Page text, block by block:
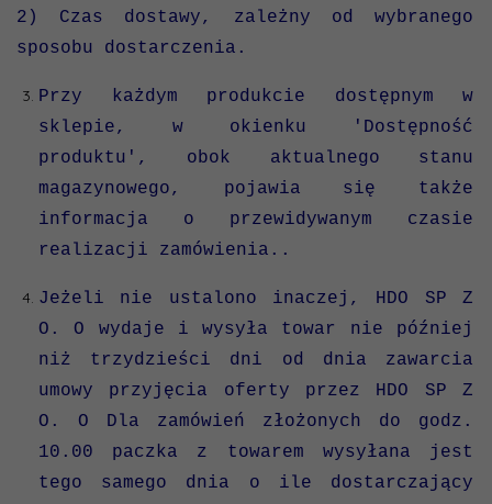
2) Czas dostawy, zależny od wybranego
sposobu dostarczenia.
Przy każdym produkcie dostępnym w
sklepie, w okienku 'Dostępność
produktu', obok aktualnego stanu
magazynowego, pojawia się także
informacja o przewidywanym czasie
realizacji zamówienia..
Jeżeli nie ustalono inaczej, HDO SP Z
O. O wydaje i wysyła towar nie później
niż trzydzieści dni od dnia zawarcia
umowy przyjęcia oferty przez HDO SP Z
O. O Dla zamówień złożonych do godz.
10.00 paczka z towarem wysyłana jest
tego samego dnia o ile dostarczający